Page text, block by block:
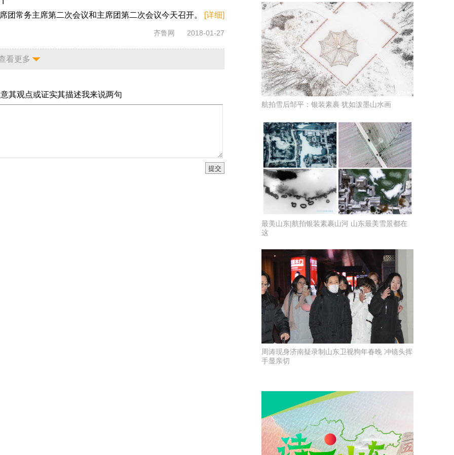
团常务主席第二次会议和主席团第二次会议今天召开。 [详细]
齐鲁网 2018-01-27
看更多
其观点或证实其描述我来说两句
航拍雪后邹平：银装素裹 犹如泼墨山水画
最美山东|航拍银装素裹山河 山东最美雪景都在
这
周涛现身济南疑录制山东卫视狗年春晚 冲镜头挥
手显亲切